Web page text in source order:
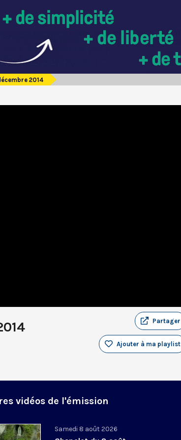
2014
Partager
Ajouter à ma playlist
vidéos de l'émission
Samedi 8 août 2026